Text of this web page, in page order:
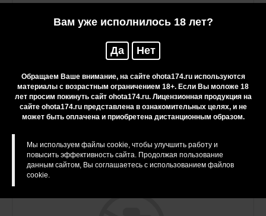
Вам уже исполнилось 18 лет?
Да Нет
Обращаем Ваше внимание, на сайте ohota174.ru используются
материалы с возрастным ограничением 18+. Если Вы моложе 18
лет просим покинуть сайт ohota174.ru. Лицензионная продукция на
сайте ohota174.ru представлена в ознакомительных целях, и не
может быть оплачена и приобретена дистанционным образом.
Мы используем файлы cookie, чтобы улучшить работу и
повысить эффективность сайта. Продолжая пользование
данным сайтом, Вы соглашаетесь с использованием файлов
cookie.
Рекорд 12к №0000 б/к